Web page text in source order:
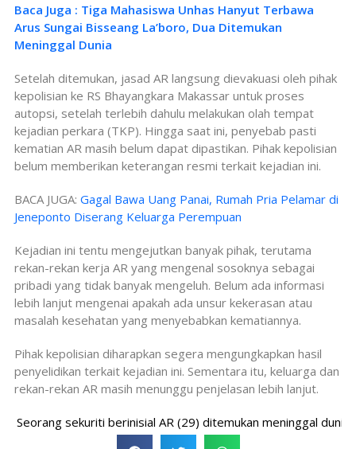
Baca Juga : Tiga Mahasiswa Unhas Hanyut Terbawa
Arus Sungai Bisseang La’boro, Dua Ditemukan
Meninggal Dunia
Setelah ditemukan, jasad AR langsung dievakuasi oleh pihak
kepolisian ke RS Bhayangkara Makassar untuk proses
autopsi, setelah terlebih dahulu melakukan olah tempat
kejadian perkara (TKP). Hingga saat ini, penyebab pasti
kematian AR masih belum dapat dipastikan. Pihak kepolisian
belum memberikan keterangan resmi terkait kejadian ini.
BACA JUGA: Gagal Bawa Uang Panai, Rumah Pria Pelamar di
Jeneponto Diserang Keluarga Perempuan
Kejadian ini tentu mengejutkan banyak pihak, terutama
rekan-rekan kerja AR yang mengenal sosoknya sebagai
pribadi yang tidak banyak mengeluh. Belum ada informasi
lebih lanjut mengenai apakah ada unsur kekerasan atau
masalah kesehatan yang menyebabkan kematiannya.
Pihak kepolisian diharapkan segera mengungkapkan hasil
penyelidikan terkait kejadian ini. Sementara itu, keluarga dan
rekan-rekan AR masih menunggu penjelasan lebih lanjut.
sekuriti berinisial AR (29) ditemukan meninggal dunia di